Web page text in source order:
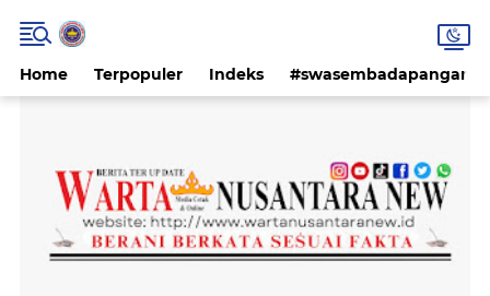
Home Terpopuler Indeks #swasembadapangan